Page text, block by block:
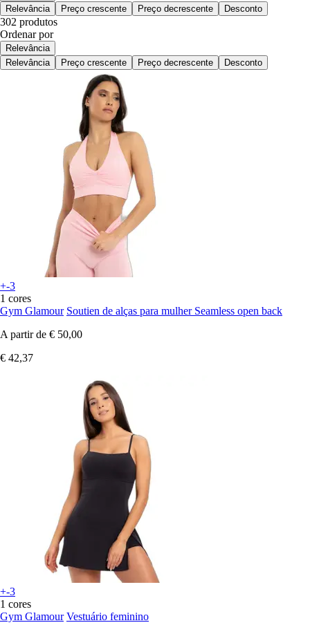
Relevância
Preço crescente Preço decrescente Desconto
302 produtos
Ordenar por
Relevância
Relevância
Preço crescente Preço decrescente Desconto
+-3
1 cores
Gym Glamour Soutien de alças para mulher Seamless open back
A partir de € 50,00
€ 42,37
+-3
1 cores
Gym Glamour Vestuário feminino